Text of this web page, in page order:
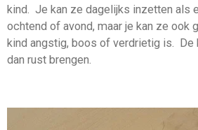
kind. Je kan ze dagelijks inzetten als
ochtend of avond, maar je kan ze ook
kind angstig, boos of verdrietig is. De
dan rust brengen.